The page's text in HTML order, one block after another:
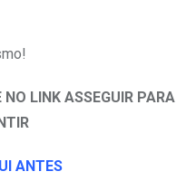
LINK ASSEGUIR PARA
ANTES